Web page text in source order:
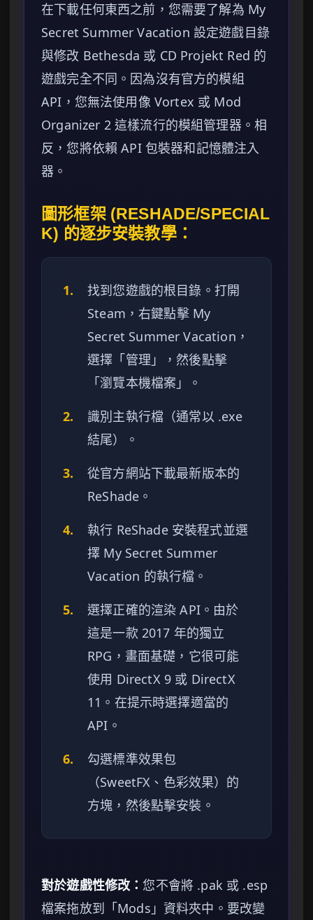
在下載任何東西之前，您需要了解為 My
Secret Summer Vacation 設定遊戲目錄
與修改 Bethesda 或 CD Projekt Red 的
遊戲完全不同。因為沒有官方的模組
API，您無法使用像 Vortex 或 Mod
Organizer 2 這樣流行的模組管理器。相
反，您將依賴 API 包裝器和記憶體注入
器。
圖形框架 (RESHADE/SPECIAL
K) 的逐步安裝教學：
1.
找到您遊戲的根目錄。打開
Steam，右鍵點擊 My
Secret Summer Vacation，
選擇「管理」，然後點擊
「瀏覽本機檔案」。
2.
識別主執行檔（通常以 .exe
結尾）。
3.
從官方網站下載最新版本的
ReShade。
4.
執行 ReShade 安裝程式並選
擇 My Secret Summer
Vacation 的執行檔。
5.
選擇正確的渲染 API。由於
這是一款 2017 年的獨立
RPG，畫面基礎，它很可能
使用 DirectX 9 或 DirectX
11。在提示時選擇適當的
API。
6.
勾選標準效果包
（SweetFX、色彩效果）的
方塊，然後點擊安裝。
對於遊戲性修改：您不會將 .pak 或 .esp
檔案拖放到「Mods」資料夾中。要改變